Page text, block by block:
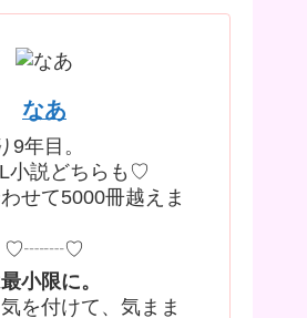
なあ
9年目。
小説どちらも♡
せて5000冊越えま
♡┈┈♡
小限に。
を付けて、気まま